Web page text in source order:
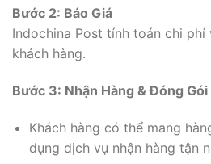
Bước 2: Báo Giá
Indochina Post tính toán chi
khách hàng.
Bước 3: Nhận Hàng & Đóng Gói
Khách hàng có thể mang
dụng dịch vụ nhận hàng tận